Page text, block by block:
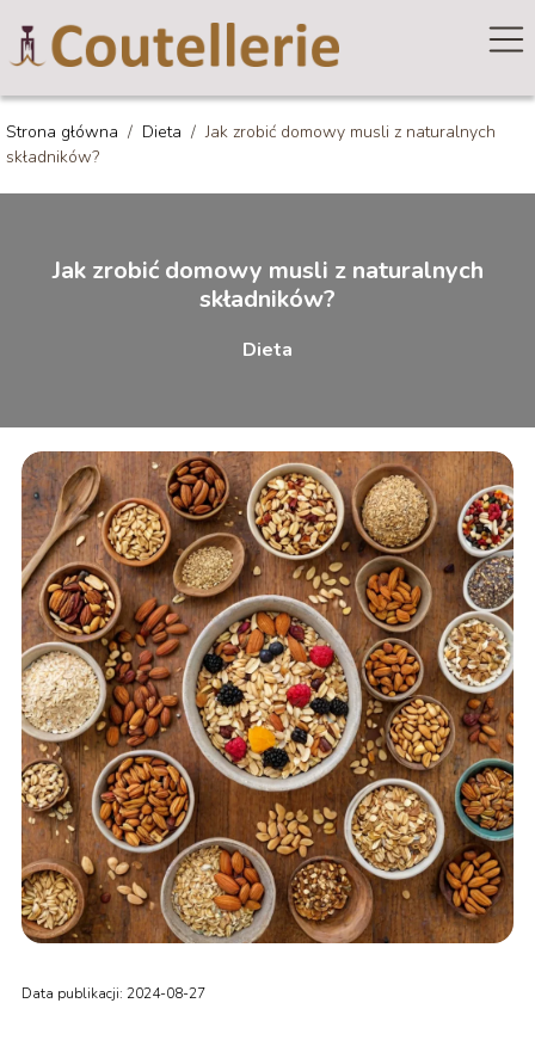
Strona główna / Dieta /Jak zrobić domowy musli z naturalnych
składników?
Jak zrobić domowy musli z naturalnych
składników?
Dieta
Data publikacji: 2024-08-27